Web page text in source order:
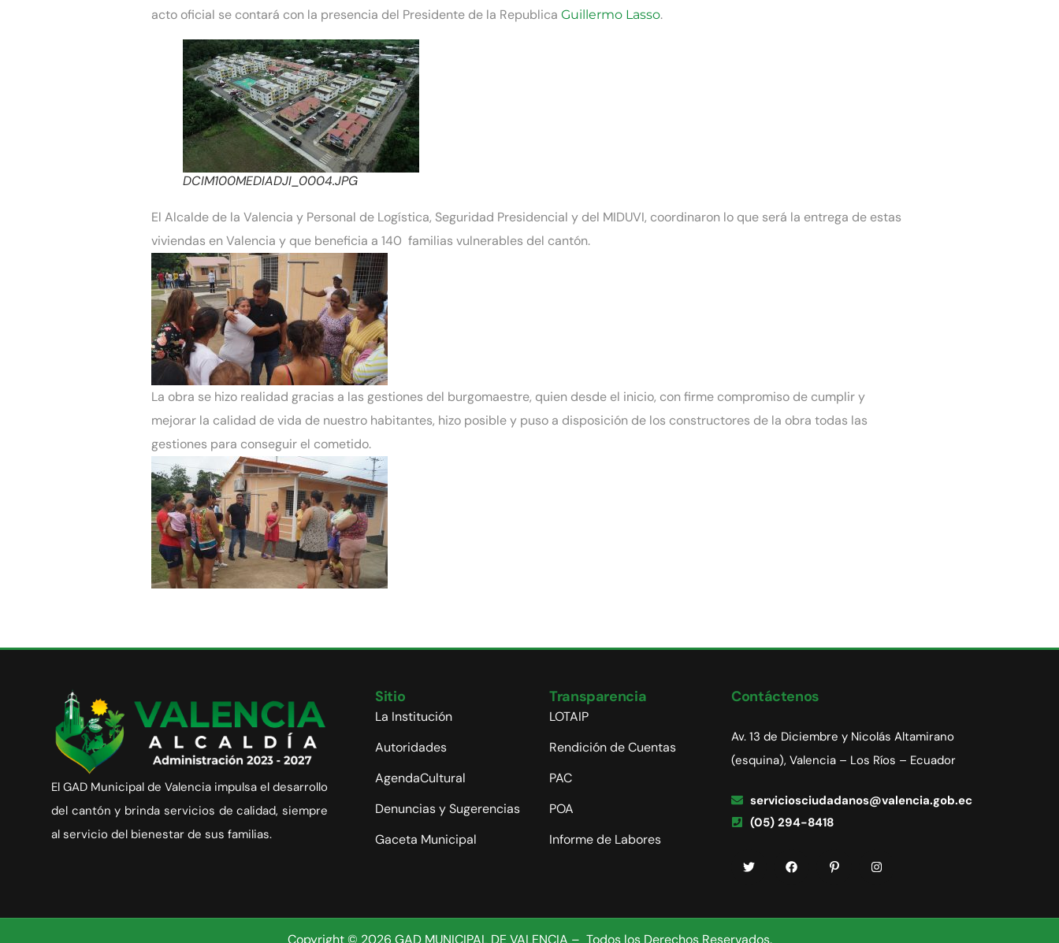
acto oficial se contará con la presencia del Presidente de la Republica Guillermo Lasso.
DCIM100MEDIADJI_0004.JPG
El Alcalde de la Valencia y Personal de Logística, Seguridad Presidencial y del MIDUVI, coordinaron lo que será la entrega de estas
viviendas en Valencia y que beneficia a 140 familias vulnerables del cantón.
La obra se hizo realidad gracias a las gestiones del burgomaestre, quien desde el inicio, con firme compromiso de cumplir y
mejorar la calidad de vida de nuestro habitantes, hizo posible y puso a disposición de los constructores de la obra todas las
gestiones para conseguir el cometido.
El GAD Municipal de Valencia impulsa el desarrollo
del cantón y brinda servicios de calidad, siempre
al servicio del bienestar de sus familias.
Sitio
La Institución
Autoridades
AgendaCultural
Denuncias y Sugerencias
Gaceta Municipal
Transparencia
LOTAIP
Rendición de Cuentas
PAC
POA
Informe de Labores
Contáctenos
Av. 13 de Diciembre y Nicolás Altamirano
(esquina), Valencia – Los Ríos – Ecuador
serviciosciudadanos@valencia.gob.ec
(05) 294-8418
Copyright © 2026 GAD MUNICIPAL DE VALENCIA – Todos los Derechos Reservados.